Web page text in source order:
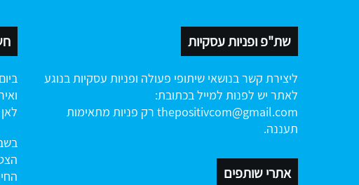
שת"פ ופניות עסקיות
ליצירת קשר בנושאי שיתופי פעולה ופניות עסקיות בנוגע
לאתר יש לפנות למייל בכתובת:
thepositivcom@gmail.com רק פניות מתאימות
תעננה.
אתרי שותפים